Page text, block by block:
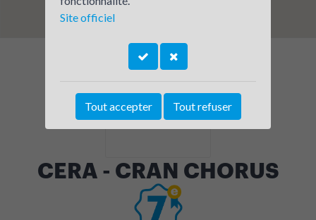
CERA - CRAN CHORUS
Site officiel
Tout accepter Tout refuser